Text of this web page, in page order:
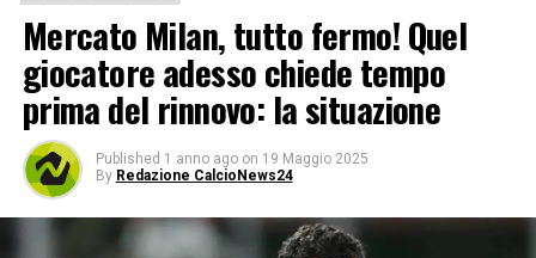
Mercato Milan, tutto fermo! Quel
giocatore adesso chiede tempo
prima del rinnovo: la situazione
Published 1 anno ago on 19 Maggio 2025
By Redazione CalcioNews24